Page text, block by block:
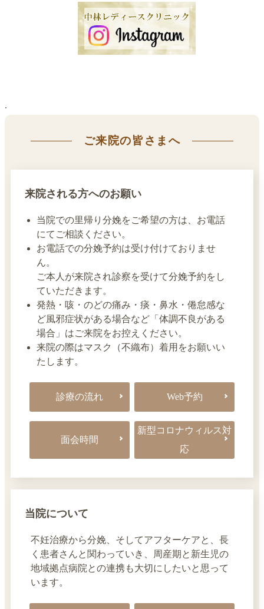
.
ご来院の皆さまへ
来院される方へのお願い
当院での里帰り分娩をご希望の方は、お電話
にてご相談ください。
お電話での分娩予約は受け付けておりませ
ん。
ご本人が来院され診察を受けて分娩予約をし
ていただきます。
発熱・咳・のどの痛み・痰・鼻水・倦怠感な
ど風邪症状がある場合など「体調不良がある
場合」はご来院をお控えください。
来院の際はマスク（不織布）着用をお願いい
たします。
診療の流れ Web予約
面会時間
新型コロナウィルス対
応
当院について
不妊治療から分娩、そしてアフターケアと、長
く患者さんと関わっていき、周産期と新生児の
地域拠点病院との連携も大切にしたいと思って
います。